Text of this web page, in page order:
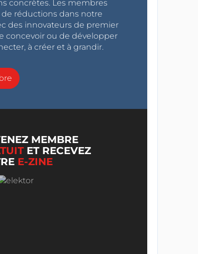
concrètes. Les membres
réductions dans notre
des innovateurs de premier
concevoir ou de développer
à créer et à grandir.
MEMBRE
ET RECEVEZ
E-ZINE